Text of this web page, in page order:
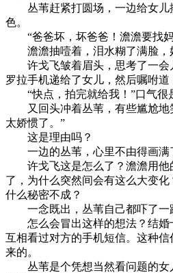
丛苇赶紧打圆场，一边给女儿
色。
“爸爸坏，坏爸爸！澹澹要找妈
澹澹抽噎着，泪水糊了满脸，
许戈飞皱着眉头，思考了一会
罗拉手机递给了女儿，然后嘱咐道
“快点，拍完就给我！”口气很
又回头冲着丛苇，有些尴尬地
太娇惯了。”
这是理由吗？
一边的丛苇，心里不由得画满
许戈飞这是怎么了？澹澹用他
了，为什么突然间会有这么大变
什么秘密不成？
一念既出，丛苇自己都吓了一
怎么会冒出这样的想法？结婚
互相看过对方的手机短信。这种
来的。
丛苇是个凭想当然看问题的女